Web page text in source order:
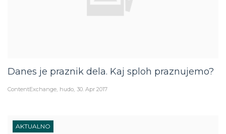
Danes je praznik dela. Kaj sploh praznujemo?
ContentExchange hudo 30. Apr 2017
AKTUALNO